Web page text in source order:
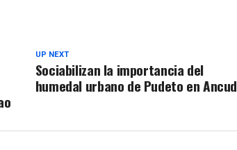
UP NEXT
Sociabilizan la importancia del
humedal urbano de Pudeto en Ancud